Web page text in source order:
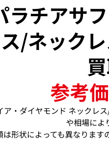
ラチアサ
/ネック
参考
ア・ダイヤモンド ネックレ
や相場によ
は形状によっても異なります